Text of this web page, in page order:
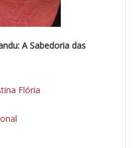
A Sabedoria das
Flória